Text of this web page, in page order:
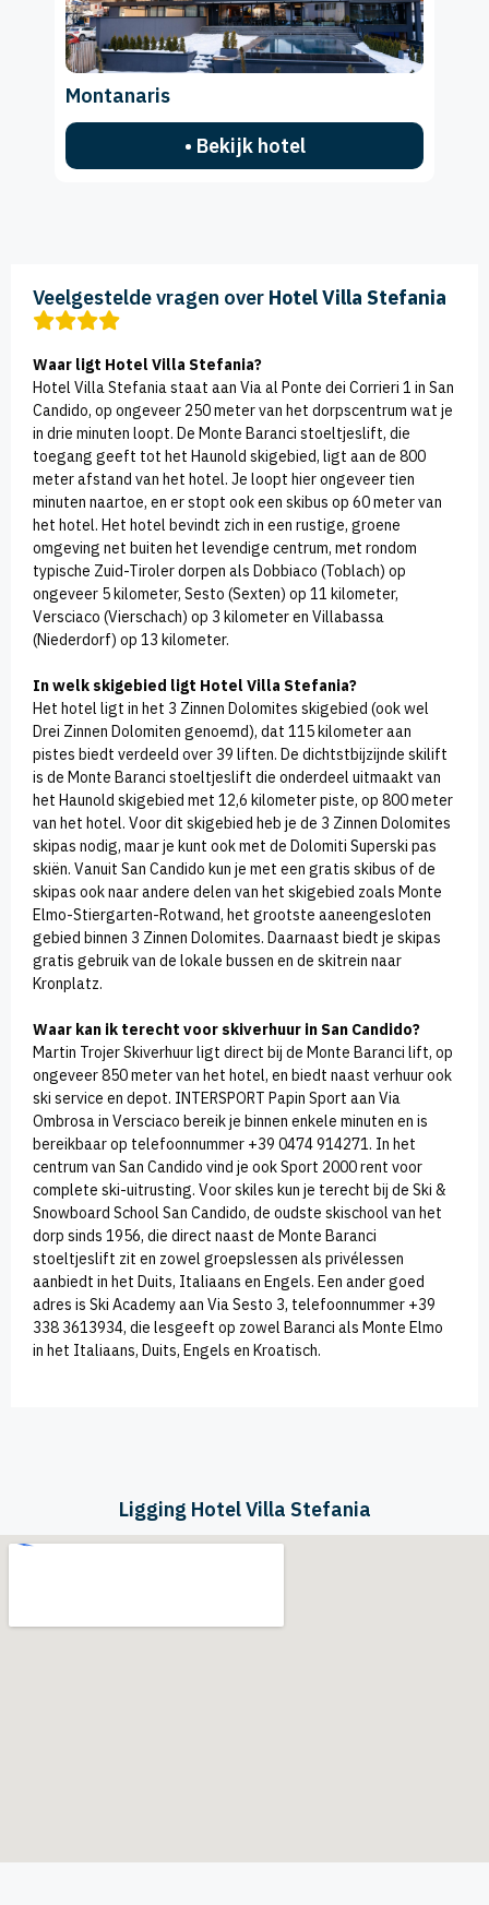
Montanaris
• Bekijk hotel
Veelgestelde vragen over Hotel Villa Stefania
Waar ligt Hotel Villa Stefania?
Hotel Villa Stefania staat aan Via al Ponte dei Corrieri 1 in San
Candido, op ongeveer 250 meter van het dorpscentrum wat je
in drie minuten loopt. De Monte Baranci stoeltjeslift, die
toegang geeft tot het Haunold skigebied, ligt aan de 800
meter afstand van het hotel. Je loopt hier ongeveer tien
minuten naartoe, en er stopt ook een skibus op 60 meter van
het hotel. Het hotel bevindt zich in een rustige, groene
omgeving net buiten het levendige centrum, met rondom
typische Zuid-Tiroler dorpen als Dobbiaco (Toblach) op
ongeveer 5 kilometer, Sesto (Sexten) op 11 kilometer,
Versciaco (Vierschach) op 3 kilometer en Villabassa
(Niederdorf) op 13 kilometer.​
In welk skigebied ligt Hotel Villa Stefania?
Het hotel ligt in het 3 Zinnen Dolomites skigebied (ook wel
Drei Zinnen Dolomiten genoemd), dat 115 kilometer aan
pistes biedt verdeeld over 39 liften. De dichtstbijzijnde skilift
is de Monte Baranci stoeltjeslift die onderdeel uitmaakt van
het Haunold skigebied met 12,6 kilometer piste, op 800 meter
van het hotel. Voor dit skigebied heb je de 3 Zinnen Dolomites
skipas nodig, maar je kunt ook met de Dolomiti Superski pas
skiën. Vanuit San Candido kun je met een gratis skibus of de
skipas ook naar andere delen van het skigebied zoals Monte
Elmo-Stiergarten-Rotwand, het grootste aaneengesloten
gebied binnen 3 Zinnen Dolomites. Daarnaast biedt je skipas
gratis gebruik van de lokale bussen en de skitrein naar
Kronplatz.
Waar kan ik terecht voor skiverhuur in San Candido?
Martin Trojer Skiverhuur ligt direct bij de Monte Baranci lift, op
ongeveer 850 meter van het hotel, en biedt naast verhuur ook
ski service en depot. INTERSPORT Papin Sport aan Via
Ombrosa in Versciaco bereik je binnen enkele minuten en is
bereikbaar op telefoonnummer +39 0474 914271. In het
centrum van San Candido vind je ook Sport 2000 rent voor
complete ski-uitrusting. Voor skiles kun je terecht bij de Ski &
Snowboard School San Candido, de oudste skischool van het
dorp sinds 1956, die direct naast de Monte Baranci
stoeltjeslift zit en zowel groepslessen als privélessen
aanbiedt in het Duits, Italiaans en Engels. Een ander goed
adres is Ski Academy aan Via Sesto 3, telefoonnummer +39
338 3613934, die lesgeeft op zowel Baranci als Monte Elmo
in het Italiaans, Duits, Engels en Kroatisch.
Ligging Hotel Villa Stefania